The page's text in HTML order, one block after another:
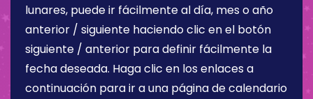
lunares, puede ir fácilmente al día, mes o año
anterior / siguiente haciendo clic en el botón
siguiente / anterior para definir fácilmente la
fecha deseada. Haga clic en los enlaces a
continuación para ir a una página de calendario